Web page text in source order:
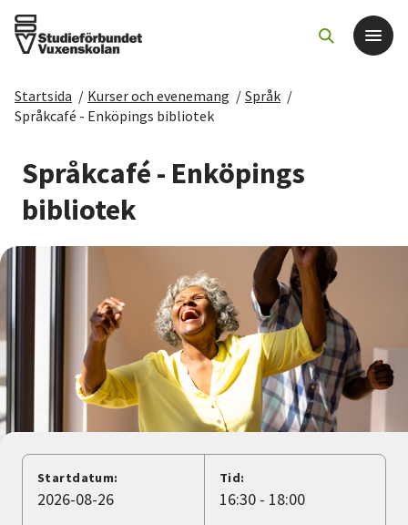
Det här gör vi
För dig som
Sök kurser och evenemang
Om SV
Starta studiecirkel
Cirkelledare
Nyheter
Avdelningar
Startsida / Kurser och evenemang / Språk /
Språkcafé - Enköpings bibliotek
Språkcafé - Enköpings
bibliotek
Startdatum:
2026-08-26
Tid:
16:30 - 18:00